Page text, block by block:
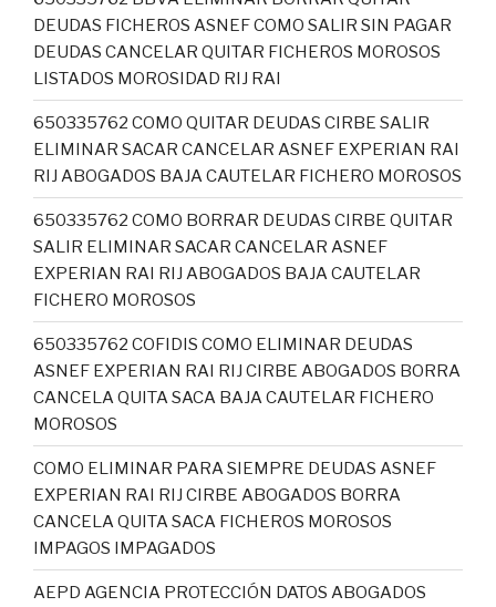
DEUDAS FICHEROS ASNEF COMO SALIR SIN PAGAR
DEUDAS CANCELAR QUITAR FICHEROS MOROSOS
LISTADOS MOROSIDAD RIJ RAI
650335762 COMO QUITAR DEUDAS CIRBE SALIR
ELIMINAR SACAR CANCELAR ASNEF EXPERIAN RAI
RIJ ABOGADOS BAJA CAUTELAR FICHERO MOROSOS
650335762 COMO BORRAR DEUDAS CIRBE QUITAR
SALIR ELIMINAR SACAR CANCELAR ASNEF
EXPERIAN RAI RIJ ABOGADOS BAJA CAUTELAR
FICHERO MOROSOS
650335762 COFIDIS COMO ELIMINAR DEUDAS
ASNEF EXPERIAN RAI RIJ CIRBE ABOGADOS BORRA
CANCELA QUITA SACA BAJA CAUTELAR FICHERO
MOROSOS
COMO ELIMINAR PARA SIEMPRE DEUDAS ASNEF
EXPERIAN RAI RIJ CIRBE ABOGADOS BORRA
CANCELA QUITA SACA FICHEROS MOROSOS
IMPAGOS IMPAGADOS
AEPD AGENCIA PROTECCIÓN DATOS ABOGADOS